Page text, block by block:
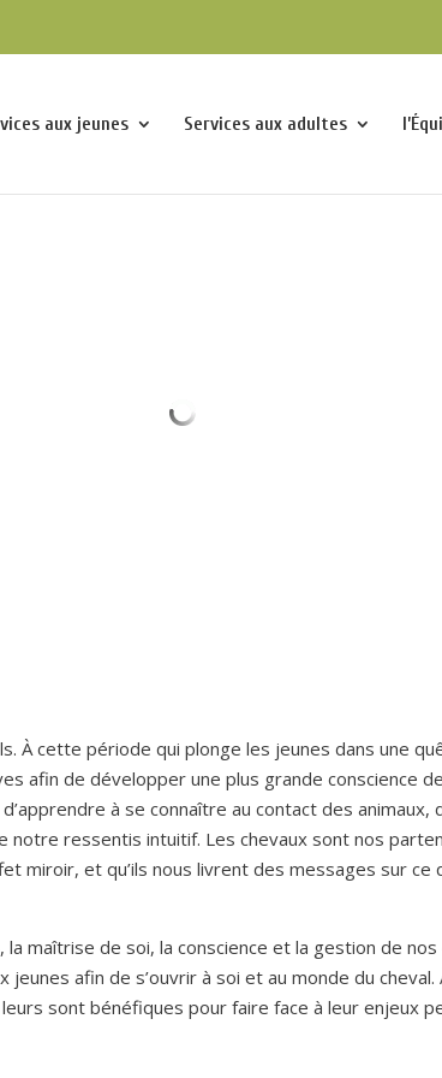
aux jeunes Services aux adultes
À cette période qui plonge les jeunes dans une
afin de développer une plus grande conscience
à se connaître au contact des
ressentis intuitif. Les chevaux sont nos
miroir, et qu’ils nous livrent des messages sur
la maîtrise de soi, la conscience et la gestion de
afin de s’ouvrir à soi et au monde du
sont bénéfiques pour faire face à leur enjeux